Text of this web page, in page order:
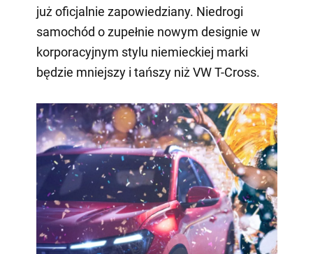
już oficjalnie zapowiedziany. Niedrogi
samochód o zupełnie nowym designie w
korporacyjnym stylu niemieckiej marki
będzie mniejszy i tańszy niż VW T-Cross.